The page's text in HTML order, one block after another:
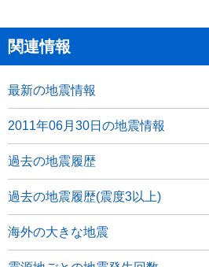
関連情報
最新の地震情報
2011年06月30日の地震情報
過去の地震履歴
過去の地震履歴(震度3以上)
海外の大きな地震